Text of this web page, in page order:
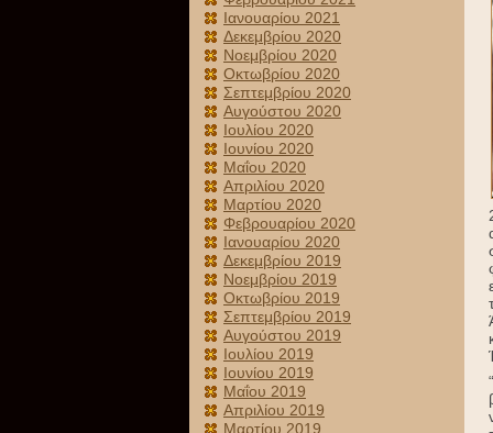
Ιανουαρίου 2021
Δεκεμβρίου 2020
Νοεμβρίου 2020
Οκτωβρίου 2020
Σεπτεμβρίου 2020
Αυγούστου 2020
Ιουλίου 2020
Ιουνίου 2020
Μαΐου 2020
Απριλίου 2020
Μαρτίου 2020
Φεβρουαρίου 2020
Ιανουαρίου 2020
Δεκεμβρίου 2019
Νοεμβρίου 2019
Οκτωβρίου 2019
Σεπτεμβρίου 2019
Αυγούστου 2019
Ιουλίου 2019
Ιουνίου 2019
Μαΐου 2019
Απριλίου 2019
Μαρτίου 2019